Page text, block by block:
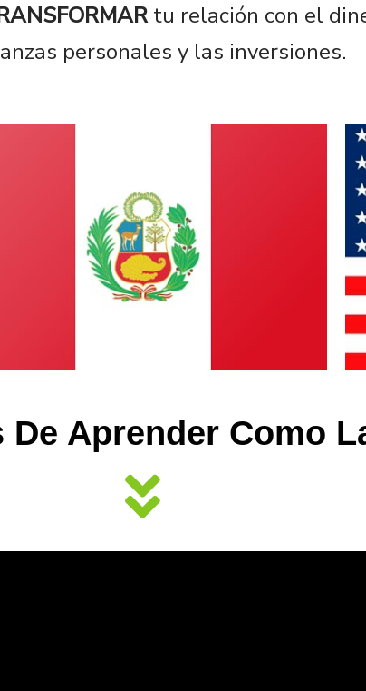
tu relación con el
personales y las inversiones.
De Aprender Como